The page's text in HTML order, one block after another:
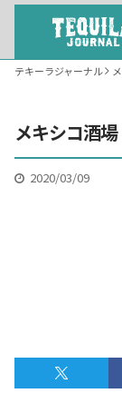
テキーラとは
テキーラの飲み
テキーラジャーナル
メキシコ酒
2020/03/09